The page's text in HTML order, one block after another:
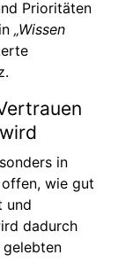
Prioritäten
„Wissen
in
wie gut
und
dadurch